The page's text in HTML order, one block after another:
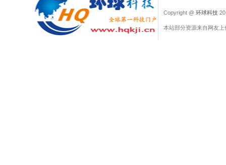
Copyright @ 环球科技
本站部分资源来自网友